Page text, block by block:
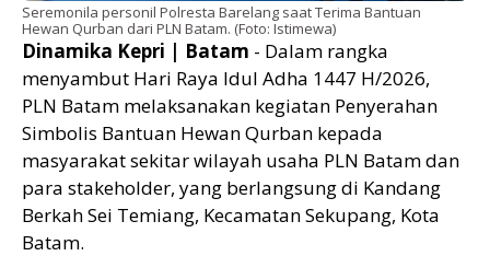
Seremonila personil Polresta Barelang saat Terima Bantuan
Hewan Qurban dari PLN Batam. (Foto: Istimewa)
Dinamika Kepri | Batam - Dalam rangka
menyambut Hari Raya Idul Adha 1447 H/2026,
PLN Batam melaksanakan kegiatan Penyerahan
Simbolis Bantuan Hewan Qurban kepada
masyarakat sekitar wilayah usaha PLN Batam dan
para stakeholder, yang berlangsung di Kandang
Berkah Sei Temiang, Kecamatan Sekupang, Kota
Batam.